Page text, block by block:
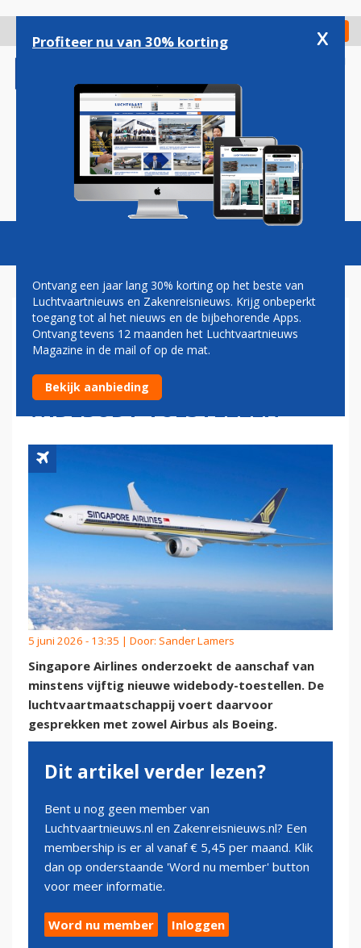
gaan
Check in
Magazine Podcasts Vacatures
SINGAPORE AIRLINES FLIRT
MET AIRBUS EN BOEING OVER
ORDER VAN TIENTALLEN
WIDEBODY-TOESTELLEN
5 juni 2026 - 13:35 | Door: Sander Lamers
Singapore Airlines onderzoekt de aanschaf van
minstens vijftig nieuwe widebody-toestellen. De
luchtvaartmaatschappij voert daarvoor
gesprekken met zowel Airbus als Boeing.
Dit artikel verder lezen?
Bent u nog geen member van
Luchtvaartnieuws.nl en Zakenreisnieuws.nl? Een
membership is er al vanaf € 5,45 per maand. Klik
dan op onderstaande 'Word nu member' button
voor meer informatie.
Word nu member Inloggen
Profiteer nu van 30% korting x
Ontvang een jaar lang 30% korting op het beste van
Luchtvaartnieuws en Zakenreisnieuws. Krijg onbeperkt
toegang tot al het nieuws en de bijbehorende Apps.
Ontvang tevens 12 maanden het Luchtvaartnieuws
Magazine in de mail of op de mat.
Bekijk aanbieding